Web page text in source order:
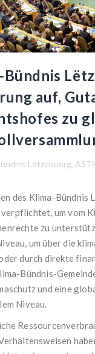
Bündnis
auf,
zu
Lëtzebuerg,
des Klima-
um vom
zu
um über die
durch direkte
Bündnis-
und eine
Niveau.